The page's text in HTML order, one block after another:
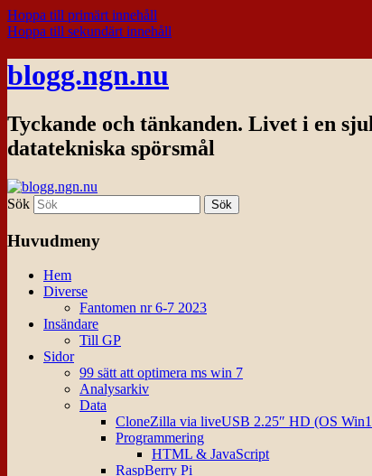
Hoppa till primärt innehåll
Hoppa till sekundärt innehåll
blogg.ngn.nu
Tyckande och tänkanden. Livet i en
datatekniska spörsmål
Sök
Huvudmeny
Hem
Diverse
Fantomen nr 6-7 2023
Insändare
Till GP
Sidor
99 sätt att optimera ms win 7
Analysarkiv
Data
CloneZilla via liveUSB 2.25″ HD (OS
Programmering
HTML & JavaScript
RaspBerry Pi